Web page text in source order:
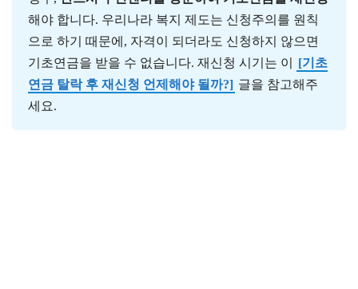
해야 합니다. 우리나라 복지 제도는 신청주의를 원칙
으로 하기 때문에, 자격이 되더라도 신청하지 않으면
기초연금을 받을 수 없습니다. 재신청 시기는 이
[기초
연금 탈락 후 재신청 언제해야 될까?] 글을 참고해주
세요.